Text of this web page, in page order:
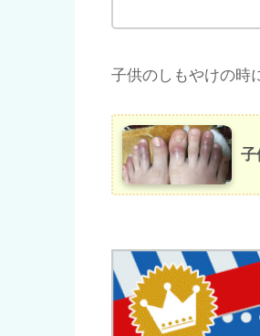
子供のしもやけの時
子